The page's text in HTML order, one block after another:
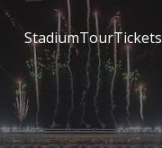
StadiumTourTickets